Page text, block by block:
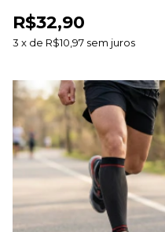
Thai e Esportes de Contato
R$32,90
3 x de R$10,97 sem juros
1/4